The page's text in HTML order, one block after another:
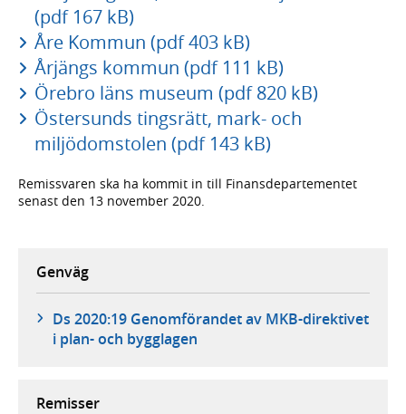
(pdf 167 kB)
Åre Kommun (pdf 403 kB)
Årjängs kommun (pdf 111 kB)
Örebro läns museum (pdf 820 kB)
Östersunds tingsrätt, mark- och
miljödomstolen (pdf 143 kB)
Remissvaren ska ha kommit in till Finansdepartementet
senast den 13 november 2020.
Genväg
Ds 2020:19 Genomförandet av MKB-direktivet
i plan- och bygglagen
Remisser